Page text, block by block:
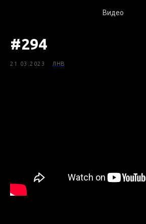
Видео
#294
21.03.2023 ЛНВ